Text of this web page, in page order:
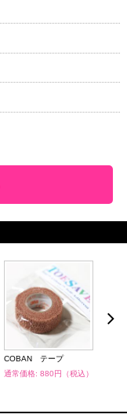
COBAN テープ
通常価格: 880円（税込）